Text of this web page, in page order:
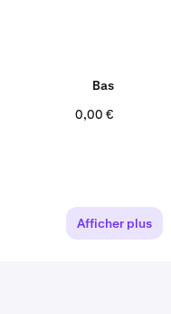
Bas
0,00 €
Afficher plus